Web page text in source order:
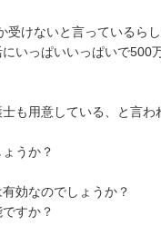
けないと言っているら
いっぱいいっぱいで500
も用意している、と言わ
うか？
効なのでしょうか？
すか？